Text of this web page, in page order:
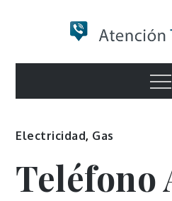
Menu
Electricidad, Gas
Teléfono